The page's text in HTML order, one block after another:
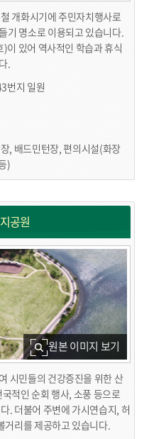
개화시기에 주민자치행사로
기 명소로 이용되고 있습니다.
이 있어 역사적인 학습과 휴식
.
번지 일원
, 배드민턴장, 편의시설(화장
)
공원
원본 이미지 보기
시민들의 건강증진을 위한 산
적인 순회 행사, 소풍 등으로
. 더불어 주변에 가시연습지, 허
거리를 제공하고 있습니다.